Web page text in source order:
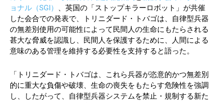
ョナル（SGI）
、英国の「ストップキラーロボット」が共催
した会合での発表で、トリニダード・トバゴは、自律型兵器
の無差別使用の可能性によって民間人の生命にもたらされる
甚大な脅威を認識し、民間人を保護するために、人間による
意味のある管理を維持する必要性を支持すると語った。
「トリニダード・トバゴは、これら兵器が恣意的かつ無差別
的に重大な負傷や破壊、生命の喪失をもたらす危険性を強調
し、したがって、自律型兵器システムを禁止・規制する新た